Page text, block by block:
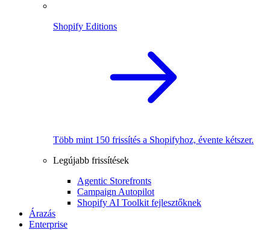
Shopify Editions
Több mint 150 frissítés a Shopifyhoz, évente kétszer.
Legújabb frissítések
Agentic Storefronts
Campaign Autopilot
Shopify AI Toolkit fejlesztőknek
Árazás
Enterprise